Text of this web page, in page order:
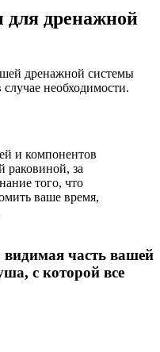
дренажной
дренажной системы
необходимости.
и компонентов
раковиной, за
того, что
ваше время,
видимая часть вашей
с которой все